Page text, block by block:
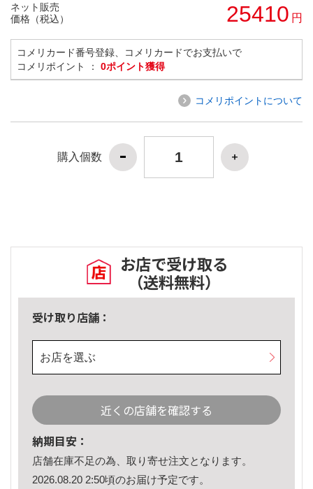
ネット販売
価格（税込）
25410 円
コメリカード番号登録、コメリカードでお支払いで
コメリポイント ： 0ポイント獲得
コメリポイントについて
購入個数
お店で受け取る
（送料無料）
受け取り店舗：
お店を選ぶ
近くの店舗を確認する
納期目安：
店舗在庫不足の為、取り寄せ注文となります。
2026.08.20 2:50頃のお届け予定です。